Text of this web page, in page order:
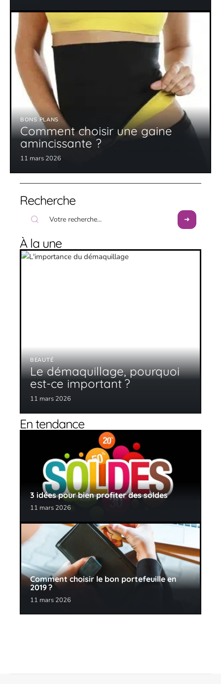
BONS PLANS
Comment choisir une gaine
amincissante ?
11 mars 2026
Recherche
À la une
BEAUTÉ
Le démaquillage, pourquoi
est-ce important ?
11 mars 2026
En tendance
3 idées pour bien profiter des soldes
11 mars 2026
Comment choisir le bon portefeuille en
2019 ?
11 mars 2026